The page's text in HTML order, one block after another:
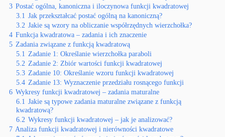
3 Postać ogólna, kanoniczna i iloczynowa funkcji kwadratowej
3.1 Jak przekształcać postać ogólną na kanoniczną?
3.2 Jakie są wzory na obliczanie współrzędnych wierzchołka?
4 Funkcja kwadratowa – zadania i ich znaczenie
5 Zadania związane z funkcją kwadratową
5.1 Zadanie 1: Określanie wierzchołka paraboli
5.2 Zadanie 2: Zbiór wartości funkcji kwadratowej
5.3 Zadanie 10: Określanie wzoru funkcji kwadratowej
5.4 Zadanie 13: Wyznaczenie przedziału rosnącego funkcji
6 Wykresy funkcji kwadratowej – zadania maturalne
6.1 Jakie są typowe zadania maturalne związane z funkcją
kwadratową?
6.2 Wykresy funkcji kwadratowej – jak je analizować?
7 Analiza funkcji kwadratowej i nierówności kwadratowe